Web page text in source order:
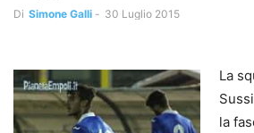
Di Simone Galli - 30 Luglio 2015
La
la